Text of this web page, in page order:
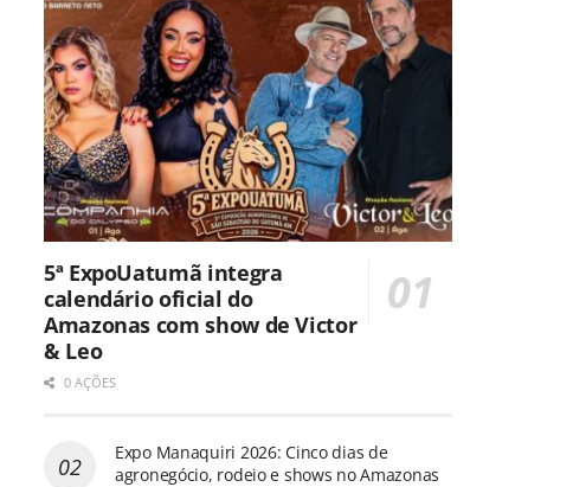
5ª ExpoUatumã integra
calendário oficial do
Amazonas com show de Victor
& Leo
0 AÇÕES
Expo Manaquiri 2026: Cinco dias de
agronegócio, rodeio e shows no Amazonas